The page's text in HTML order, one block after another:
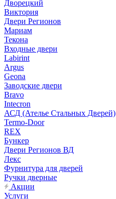
Дворецкий
Виктория
Двери Регионов
Мариам
Текона
Входные двери
Labirint
Argus
Geona
Заводские двери
Bravo
Intecron
АСД (Ателье Стальных Дверей)
Termo-Door
REX
Бункер
Двери Регионов ВД
Лекс
Фурнитура для дверей
Ручки дверные
Акции
Услуги